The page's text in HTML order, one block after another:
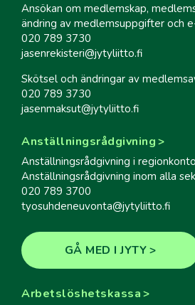
Ansökan om medlemskap,
ändring av medlemsuppgifter och
020 789 3730
jasenrekisteri@jytyliitto.fi
Skötsel och ändringar av
020 789 3730
jasenmaksut@jytyliitto.fi
Anställningsrådgivning
Anställningsrådgivning i
Anställningsrådgivning inom alla
020 789 3700
tyosuhdeneuvonta@jytyliitto.fi
GÅ MED I JYTY
Arbetslöshetskassa